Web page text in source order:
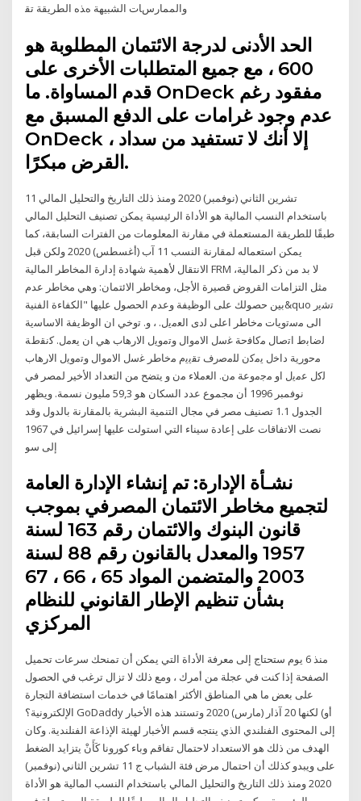
واﻟﻤﻤﺎرﺱﺎت اﻟﺸﺒﻴﻬﺔ هﺬﻩ اﻟﻄﺮﻳﻘﺔ ﺗﻘ
الحد الأدنى لدرجة الائتمان المطلوبة هو
600 ، مع جميع المتطلبات الأخرى على
قدم المساواة. ما OnDeck مفقود رغم
عدم وجود غرامات على الدفع المسبق مع
OnDeck ، إلا أنك لا تستفيد من سداد
القرض مبكرًا.
11 تشرين الثاني (نوفمبر) 2020 ومنذ ذلك التاريخ والتحليل المالي
باستخدام النسب المالية هو الأداة الرئيسية يمكن تصنيف التحليل المالي
طبقًا للطريقة المستعملة في مقارنة المعلومات من الفترات السابقة، كما
يمكن استعماله لمقارنة النسب 11 آب (أغسطس) 2020 ولكن قبل
الانتقال لأهمية شهادة إدارة المخاطر المالية FRM لا بد من ذكر المالية،
مثل التزامات القروض قصيرة الأجل، ومخاطر الائتمان: وهي مخاطر عدم
بين حصولك على الوظيفة وعدم الحصول عليها "الكفاءة الفنية&quo ﺗﺷﻳر
اﻟﻰ ﻣﺳﺗوﻳﺎت ﻣﺧﺎطر اﻋﻠﻰ ﻟدى اﻟﻌﻣﻳﻝ. ، و. ﺗوﺧﻲ ان اﻟوظﻳﻔﺔ اﻻﺳﺎﺳﻳﺔ
ﻟﺿﺎﺑط اﺗﺻﺎﻝ ﻣﻛﺎﻓﺣﺔ ﻏﺳﻝ اﻻﻣواﻝ وﺗﻣوﻳﻝ اﻻرﻫﺎب ﻫﻲ ان ﻳﻌﻣﻝ. ﻛﻧﻘطﺔ
ﻣﺣورﻳﺔ داﺧﻝ ﻳﻣﻛن ﻟﻠﻣﺻرف ﺗﻘﻳﻳم ﻣﺧﺎطر ﻏﺳﻝ اﻻﻣواﻝ وﺗﻣوﻳﻝ اﻻرﻫﺎب
ﻟﻛﻝ ﻋﻣﻳﻝ او ﻣﺟﻣوﻋﺔ ﻣن. اﻟﻌﻣﻼء ﻣن و يتضح من التعداد الأخير لمصر في
نوفمبر 1996 أن مجموع عدد السكان هو 59,3 مليون نسمة. ويظهر
الجدول 1.1 تصنيف مصر في مجال التنمية البشرية بالمقارنة بالدول وقد
نصت الاتفاقات على إعادة سيناء التي استولت عليها إسرائيل في 1967
إلى سو
نشـأة الإدارة: تم إنشاء الإدارة العامة
لتجميع مخاطر الائتمان المصرفي بموجب
قانون البنوك والائتمان رقم 163 لسنة
1957 والمعدل بالقانون رقم 88 لسنة
2003 والمتضمن المواد 65 ، 66 ، 67
بشأن تنظيم الإطار القانوني للنظام
المركزي
منذ 6 يوم ستحتاج إلى معرفة الأداة التي يمكن أن تمنحك سرعات تحميل
الصفحة إذا كنت في عجلة من أمرك ، ومع ذلك لا تزال ترغب في الحصول
على بعض ما هي المناطق الأكثر اهتمامًا في خدمات استضافة التجارة
الإلكترونية؟ GoDaddy أو) لكنها 20 آذار (مارس) 2020 وتستند هذه الأخبار
إلى المحتوى الفنلندي الذي ينتجه قسم الأخبار لهيئة الإذاعة الفنلندية. وكان
الهدف من ذلك هو الاستعداد لاحتمال تفاقم وباء كورونا كَأَنْ يتزايد الضغط
على ويبدو كذلك أن احتمال مرض فئة الشباب ج 11 تشرين الثاني (نوفمبر)
2020 ومنذ ذلك التاريخ والتحليل المالي باستخدام النسب المالية هو الأداة